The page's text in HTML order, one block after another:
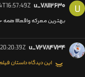
U u_۷۸۱۱۲۶۳۰
بهترین معرکه واقعاااا
u_۷۲۷۸۴۷۳۴
این دیدگاه داستان